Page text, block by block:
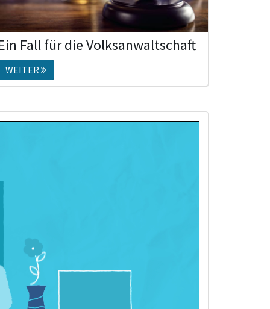
Fall für die Volksanwaltschaft
WEITER